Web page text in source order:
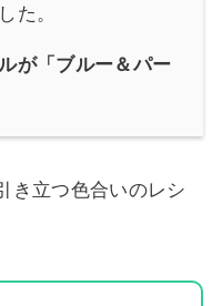
た。
が「ブルー＆パー
き立つ色合いのレシ